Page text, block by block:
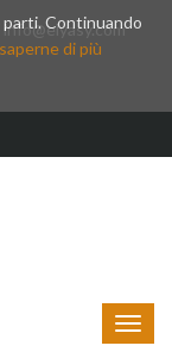
info@elyasy.com
Continuando
di più